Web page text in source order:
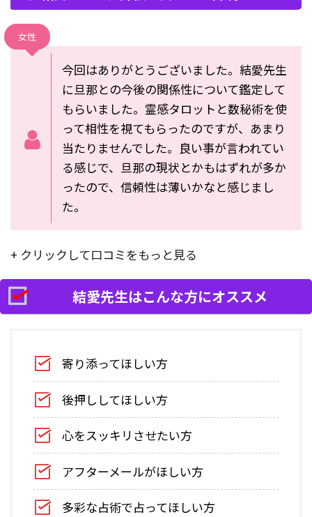
女性
今回はありがとうございました。結愛先生
に旦那との今後の関係性について鑑定して
もらいました。霊感タロットと数秘術を使
って相性を視てもらったのですが、あまり
当たりませんでした。良い事が言われてい
る感じで、旦那の現状とかもはずれが多か
ったので、信頼性は薄いかなと感じまし
た。
+ クリックして口コミをもっと見る
結愛先生はこんな方にオススメ
寄り添ってほしい方
後押ししてほしい方
心をスッキリさせたい方
アフターメールがほしい方
多彩な占術で占ってほしい方